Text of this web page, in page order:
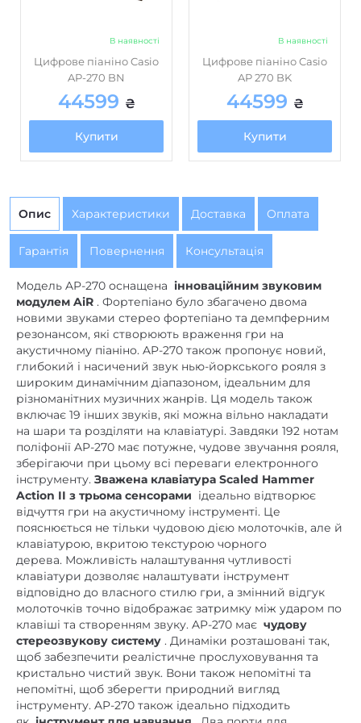
розмір / потужність
Клавіатура
Tri-сенсорна клавіатура з
масштабованим
молоточковим механізмом
В наявності
Цифрове піаніно Casio
AP-270 BN
44599 ₴
Купити
В наявності
Цифрове піаніно Casio
AP 270 BK
44599 ₴
Купити
Опис Характеристики Доставка Оплата
Гарантія Повернення Консультація
Модель AP-270 оснащена інноваційним звуковим
модулем AiR . Фортепіано було збагачено двома
новими звуками стерео фортепіано та демпферним
резонансом, які створюють враження гри на
акустичному піаніно. AP-270 також пропонує новий,
глибокий і насичений звук нью-йоркського рояля з
широким динамічним діапазоном, ідеальним для
різноманітних музичних жанрів. Ця модель також
включає 19 інших звуків, які можна вільно накладати
на шари та розділяти на клавіатурі. Завдяки 192 нотам
поліфонії AP-270 має потужне, чудове звучання рояля,
зберігаючи при цьому всі переваги електронного
інструменту. Зважена клавіатура Scaled Hammer
Action II з трьома сенсорами ідеально відтворює
відчуття гри на акустичному інструменті. Це
пояснюється не тільки чудовою дією молоточків, але й
клавіатурою, вкритою текстурою чорного
дерева. Можливість налаштування чутливості
клавіатури дозволяє налаштувати інструмент
відповідно до власного стилю гри, а змінний відгук
молоточків точно відображає затримку між ударом по
клавіші та створенням звуку. AP-270 має чудову
стереозвукову систему . Динаміки розташовані так,
щоб забезпечити реалістичне прослуховування та
кристально чистий звук. Вони також непомітні та
непомітні, щоб зберегти природний вигляд
інструменту. AP-270 також ідеально підходить